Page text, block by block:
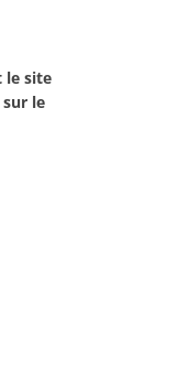
le site
le